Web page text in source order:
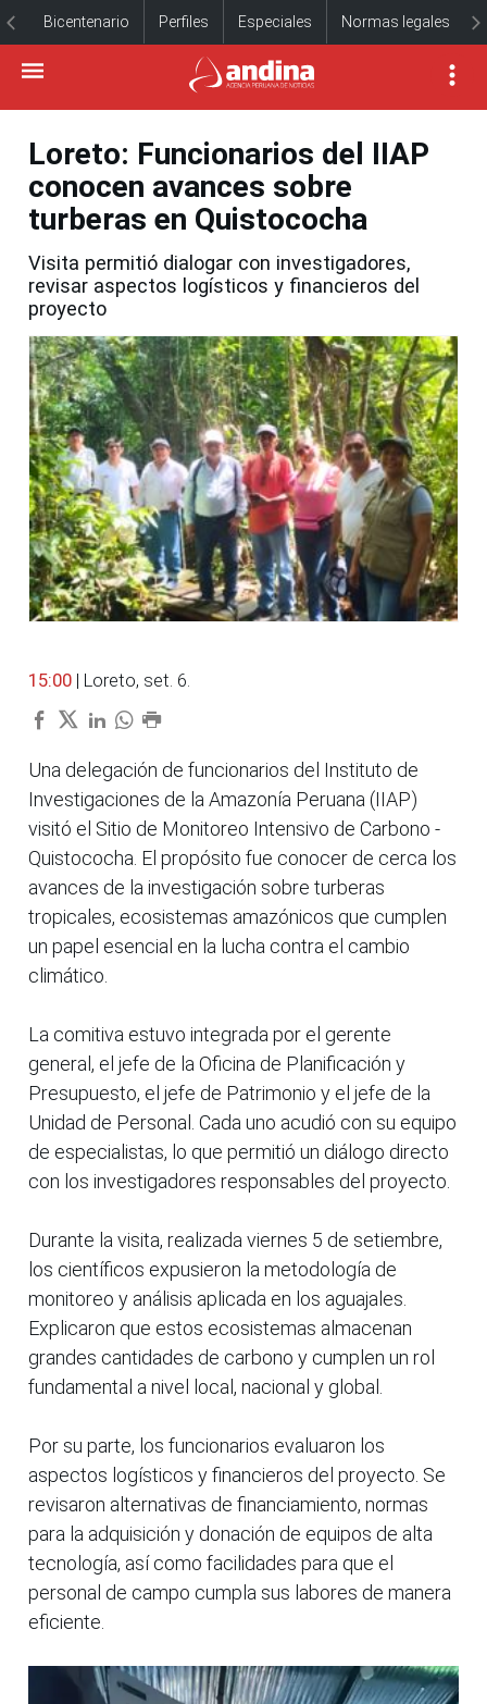
Bicentenario Perfiles Especiales Normas legales
Loreto: Funcionarios del IIAP
conocen avances sobre
turberas en Quistococha
Visita permitió dialogar con investigadores,
revisar aspectos logísticos y financieros del
proyecto
15:00 | Loreto, set. 6.
Una delegación de funcionarios del Instituto de
Investigaciones de la Amazonía Peruana (IIAP)
visitó el Sitio de Monitoreo Intensivo de Carbono -
Quistococha. El propósito fue conocer de cerca los
avances de la investigación sobre turberas
tropicales, ecosistemas amazónicos que cumplen
un papel esencial en la lucha contra el cambio
climático.
La comitiva estuvo integrada por el gerente
general, el jefe de la Oficina de Planificación y
Presupuesto, el jefe de Patrimonio y el jefe de la
Unidad de Personal. Cada uno acudió con su equipo
de especialistas, lo que permitió un diálogo directo
con los investigadores responsables del proyecto.
Durante la visita, realizada viernes 5 de setiembre,
los científicos expusieron la metodología de
monitoreo y análisis aplicada en los aguajales.
Explicaron que estos ecosistemas almacenan
grandes cantidades de carbono y cumplen un rol
fundamental a nivel local, nacional y global.
Por su parte, los funcionarios evaluaron los
aspectos logísticos y financieros del proyecto. Se
revisaron alternativas de financiamiento, normas
para la adquisición y donación de equipos de alta
tecnología, así como facilidades para que el
personal de campo cumpla sus labores de manera
eficiente.